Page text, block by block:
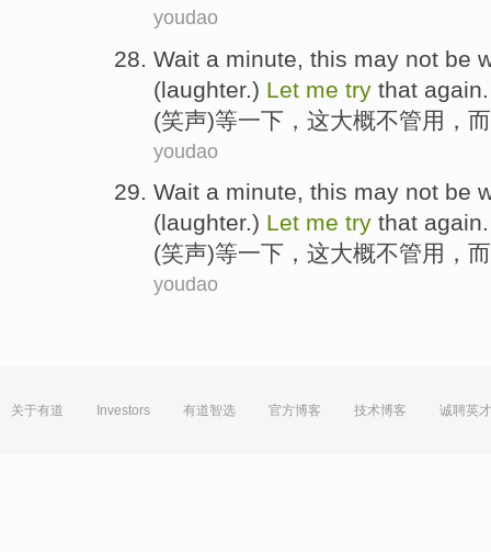
youdao
Wait a minute this may not be
(laughter. ) Let me try that again
(笑声)等一下 ， 这大概不管用，
youdao
Wait a minute, this may not be
(laughter.) Let me try that again.
(笑声)等一下 ， 这大概不管用，
youdao
关于有道 Investors 有道智选 官方博客 技术博客 诚聘英才